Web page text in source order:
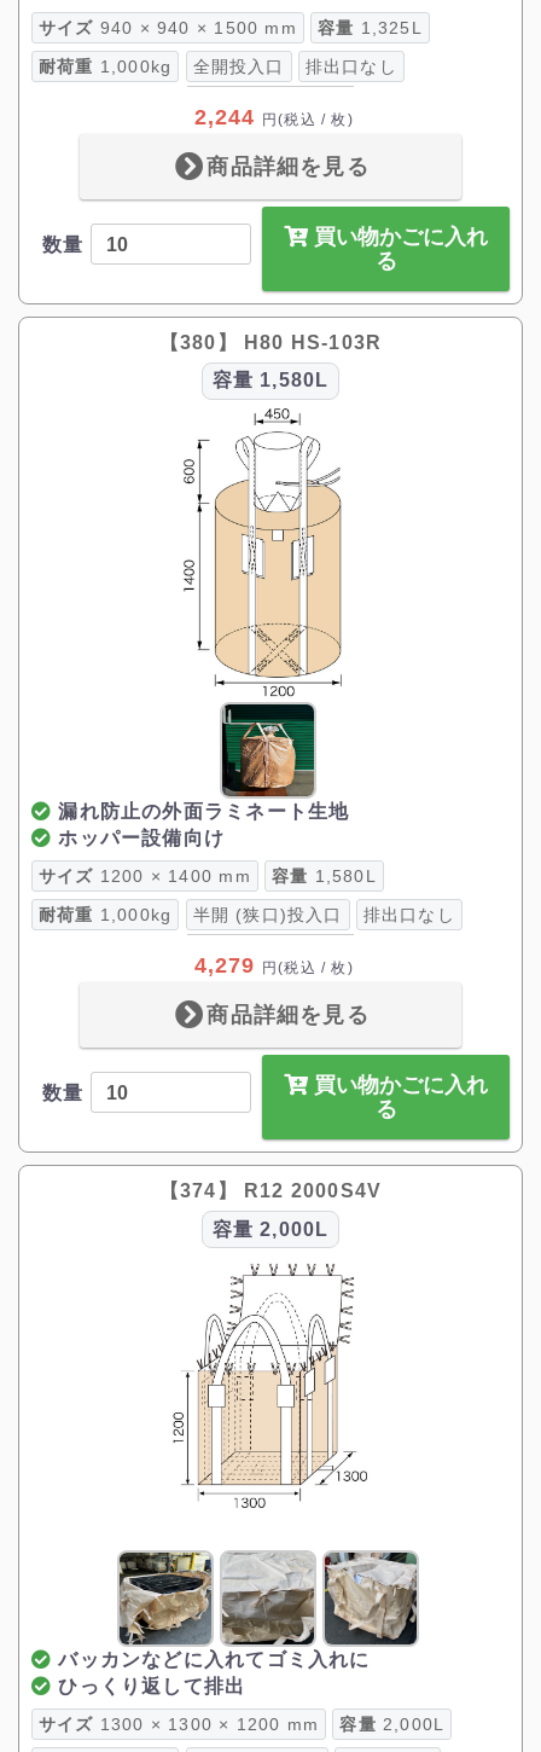
サイズ 940 × 940 × 1500 mm 容量 1,325L
耐荷重 1,000kg 全開投入口 排出口なし
2,244 円(税込 / 枚)
商品詳細を見る
数量
買い物かごに入れ
る
【380】 H80 HS-103R
容量 1,580L
漏れ防止の外面ラミネート生地
ホッパー設備向け
サイズ 1200 × 1400 mm 容量 1,580L
耐荷重 1,000kg 半開 (狭口)投入口 排出口なし
4,279 円(税込 / 枚)
商品詳細を見る
数量
買い物かごに入れ
る
【374】 R12 2000S4V
容量 2,000L
バッカンなどに入れてゴミ入れに
ひっくり返して排出
サイズ 1300 × 1300 × 1200 mm 容量 2,000L